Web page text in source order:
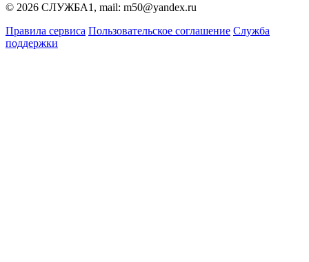
© 2026 СЛУЖБА1, mail: m50@yandex.ru
Правила сервиса Пользовательское соглашение Служба
поддержки